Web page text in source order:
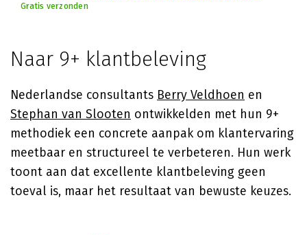
Gratis verzonden
Naar 9+ klantbeleving
Nederlandse consultants Berry Veldhoen en
Stephan van Slooten ontwikkelden met hun 9+
methodiek een concrete aanpak om klantervaring
meetbaar en structureel te verbeteren. Hun werk
toont aan dat excellente klantbeleving geen
toeval is, maar het resultaat van bewuste keuzes.